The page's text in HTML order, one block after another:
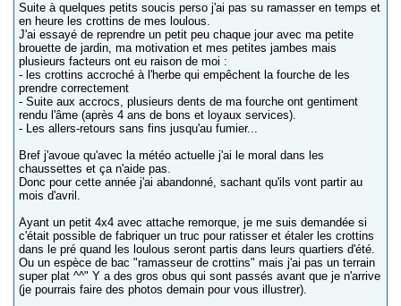
Suite à quelques petits soucis perso j'ai pas su ramasser en temps et
en heure les crottins de mes loulous.
J'ai essayé de reprendre un petit peu chaque jour avec ma petite
brouette de jardin, ma motivation et mes petites jambes mais
plusieurs facteurs ont eu raison de moi :
- les crottins accroché à l'herbe qui empêchent la fourche de les
prendre correctement
- Suite aux accrocs, plusieurs dents de ma fourche ont gentiment
rendu l'âme (après 4 ans de bons et loyaux services).
- Les allers-retours sans fins jusqu'au fumier...
Bref j'avoue qu'avec la météo actuelle j'ai le moral dans les
chaussettes et ça n'aide pas.
Donc pour cette année j'ai abandonné, sachant qu'ils vont partir au
mois d'avril.
Ayant un petit 4x4 avec attache remorque, je me suis demandée si
c'était possible de fabriquer un truc pour ratisser et étaler les crottins
dans le pré quand les loulous seront partis dans leurs quartiers d'été.
Ou un espèce de bac "ramasseur de crottins" mais j'ai pas un terrain
super plat ^^" Y a des gros obus qui sont passés avant que je n'arrive
(je pourrais faire des photos demain pour vous illustrer).